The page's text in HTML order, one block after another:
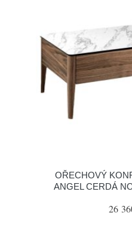
OŘECHOVÝ
ANGEL CERDÁ
26